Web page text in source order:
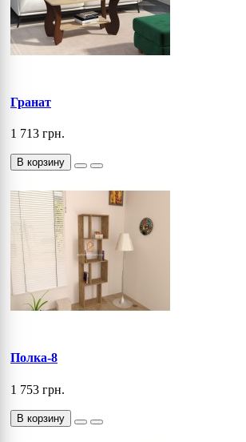
Гранат
1 713 грн.
В корзину
Полка-8
1 753 грн.
В корзину